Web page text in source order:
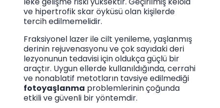
ve hipertrofik skar öyküsü olan kişilerde
tercih edilmemelidir.
Fraksiyonel lazer ile cilt yenileme, yaşlanmış
derinin rejuvenasyonu ve çok sayıdaki deri
lezyonunun tedavisi için oldukça güçlü bir
araçtır. Uygun ellerde kullanıldığında, cerrahi
ve nonablatif metotların tavsiye edilmediği
fotoyaşlanma problemlerinin çoğunda
etkili ve güvenli bir yöntemdir.